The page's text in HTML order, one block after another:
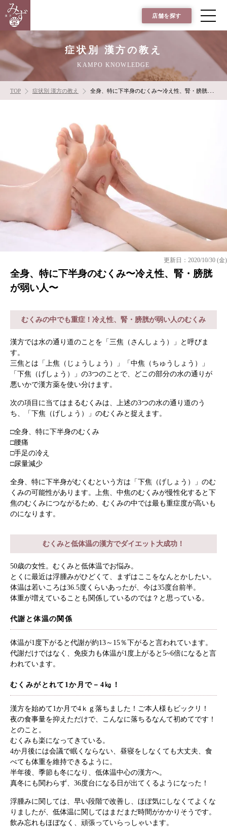
店舗を探す
症状別 漢方の教え
KAMPO KNOWLEDGE
TOP 症状別 漢方の教え 全身、特に下半身のむくみ〜冷え性、腎・膀胱が弱い人〜
更新日：2020/10/30 (金)
全身、特に下半身のむくみ〜冷え性、腎・膀胱
が弱い人〜
むくみの中でも重症！冷え性、腎・膀胱が弱い人のむくみ
漢方では水の通り道のことを「三焦（さんしょう）」と呼びま
す。
三焦とは「上焦（じょうしょう）」「中焦（ちゅうしょう）」
「下焦（げしょう）」の3つのことで、どこの部分の水の通りが
悪いかで漢方薬を使い分けます。
次の項目に当てはまるむくみは、上述の3つの水の通り道のう
ち、「下焦（げしょう）」のむくみと捉えます。
□全身、特に下半身のむくみ
□腰痛
□手足の冷え
□尿量減少
全身、特に下半身がむくむという方は「下焦（げしょう）」のむ
くみの可能性があります。上焦、中焦のむくみが慢性化すると下
焦のむくみにつながるため、むくみの中では最も重症度が高いも
のになります。
むくみと低体温の漢方でダイエット大成功！
50歳の女性。むくみと低体温でお悩み。
とくに最近は浮腫みがひどくて、まずはここをなんとかしたい。
体温は若いころは36.5度くらいあったが、今は35度台前半。
体重が増えていることも関係しているのでは？と思っている。
代謝と体温の関係
体温が1度下がると代謝が約13～15％下がると言われています。
代謝だけではなく、免疫力も体温が1度上がると5~6倍になると言
われています。
むくみがとれて1か月で－4㎏！
漢方を始めて1か月で4ｋｇ落ちました！ご本人様もビックリ！
夜の食事量を抑えただけで、こんなに落ちるなんて初めてです！
とのこと。
むくみも楽になってきている。
4か月後には会議で眠くならない、昼寝をしなくても大丈夫、食
べても体重を維持できるように。
半年後、季節も冬になり、低体温中心の漢方へ。
真冬にも関わらず、36度台になる日が出てくるようになった！
浮腫みに関しては、早い段階で改善し、ほぼ気にしなくてよくな
りましたが、低体温に関してはまだまだ時間がかかりそうです。
飲み忘れもほぼなく、頑張っていらっしゃいます。